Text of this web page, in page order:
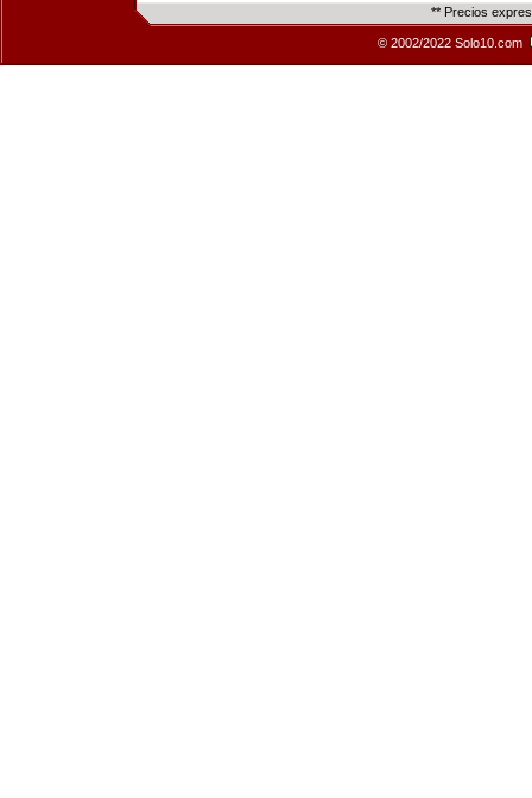
** Precios
© 2002/2022 Solo10.com